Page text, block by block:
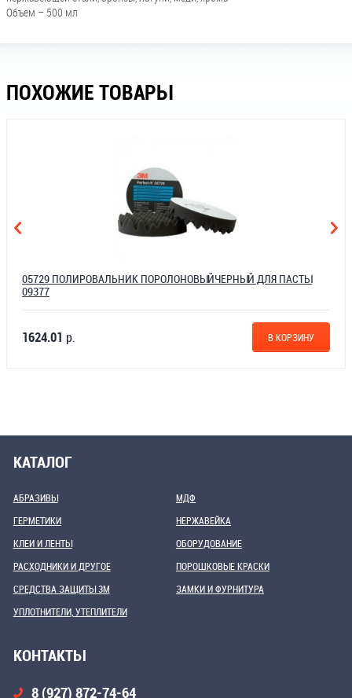
Объем – 500 мл
ПОХОЖИЕ ТОВАРЫ
05729 ПОЛИРОВАЛЬНИК ПОРОЛОНОВЫЙЧЕРНЫЙ ДЛЯ ПАСТЫ
09377
1624.01 р. В КОРЗИНУ
КАТАЛОГ
АБРАЗИВЫ
ГЕРМЕТИКИ
КЛЕИ И ЛЕНТЫ
МДФ
НЕРЖАВЕЙКА
ОБОРУДОВАНИЕ
РАСХОДНИКИ И ДРУГОЕ
СРЕДСТВА ЗАЩИТЫ 3М
УПЛОТНИТЕЛИ, УТЕПЛИТЕЛИ
ПОРОШКОВЫЕ КРАСКИ
ЗАМКИ И ФУРНИТУРА
КОНТАКТЫ
8 (927) 872-74-64